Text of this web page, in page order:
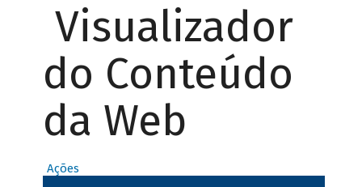
Visualizador
do Conteúdo
da Web
Ações